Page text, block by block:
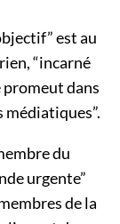
est au
“incarné
promeut dans
du
urgente”
de la